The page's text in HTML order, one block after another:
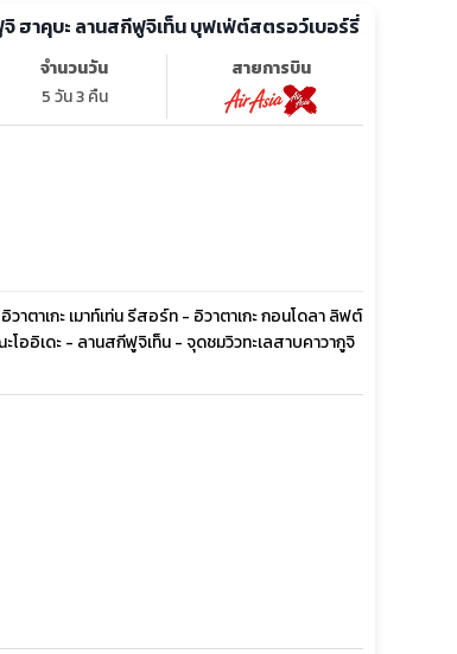
ฮาคุบะ ลานสกีฟูจิเท็น บุฟเฟ่ต์สตรอว์เบอร์รี่
จำนวนวัน
5 วัน 3 คืน
สายการบิน
ตาเกะ เมาท์เท่น รีสอร์ท - อิวาตาเกะ กอนโดลา ลิฟต์
โออิเดะ - ลานสกีฟูจิเท็น - จุดชมวิวทะเลสาบคาวากูจิ